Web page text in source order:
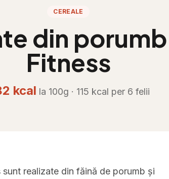
CEREALE
din
Fitness
kcal la 100g · 115 kcal per 6 felii
realizate din făină de porumb și